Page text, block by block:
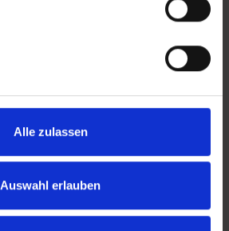
Alle zulassen
Auswahl erlauben